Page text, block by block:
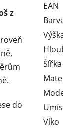
z
do
EAN
Víko